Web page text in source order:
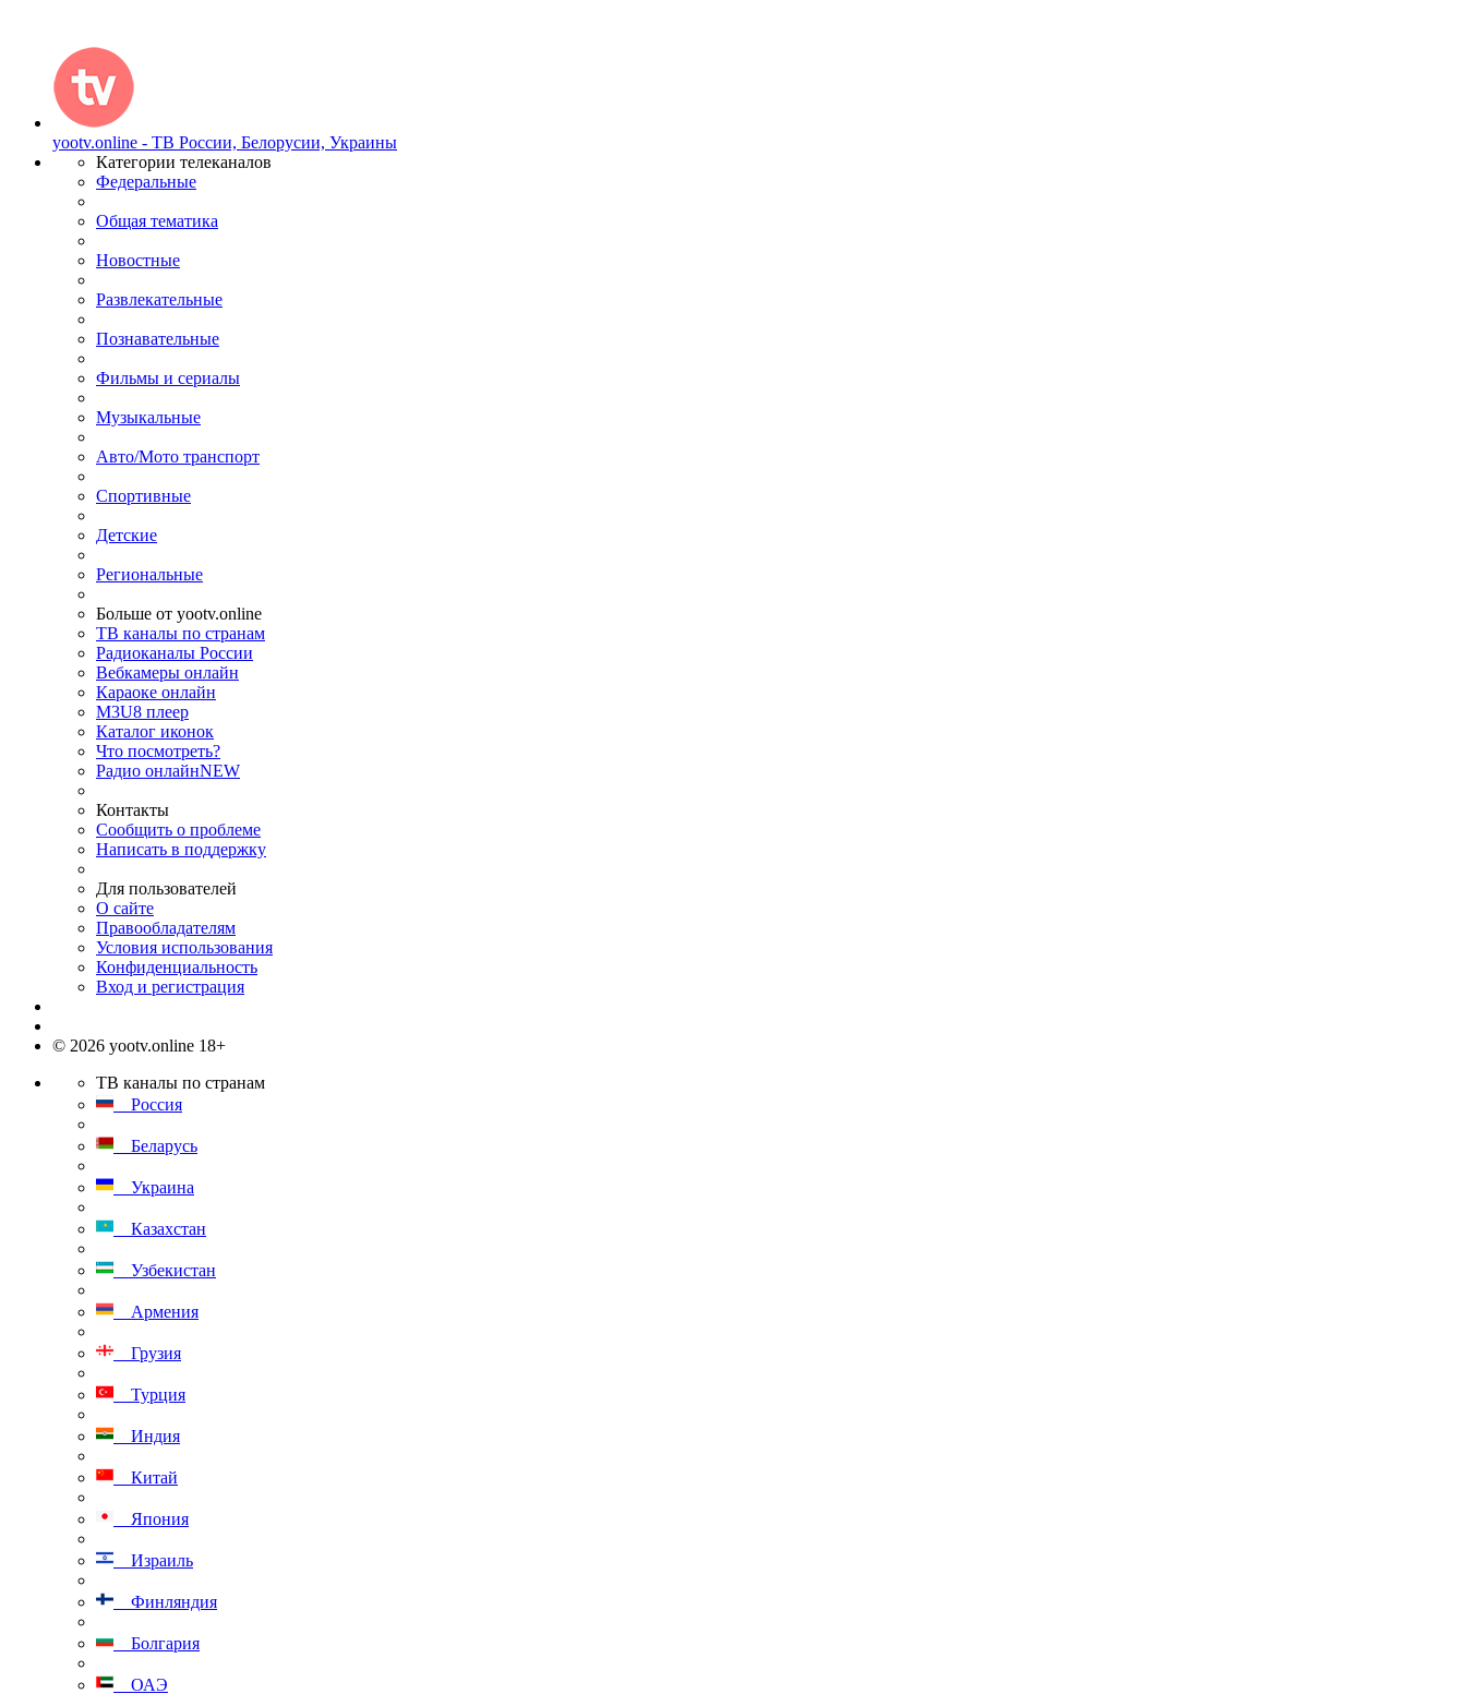
yootv.online - ТВ России, Белорусии, Украины
Категории телеканалов
Федеральные
Общая тематика
Новостные
Развлекательные
Познавательные
Фильмы и сериалы
Музыкальные
Авто/Мото транспорт
Спортивные
Детские
Региональные
Больше от yootv.online
ТВ каналы по странам
Радиоканалы России
Вебкамеры онлайн
Караоке онлайн
M3U8 плеер
Каталог иконок
Что посмотреть?
Радио онлайнNEW
Контакты
Сообщить о проблеме
Написать в поддержку
Для пользователей
О сайте
Правообладателям
Условия использования
Конфиденциальность
Вход и регистрация
© 2026 yootv.online 18+
ТВ каналы по странам
Россия
Беларусь
Украина
Казахстан
Узбекистан
Армения
Грузия
Турция
Индия
Китай
Япония
Израиль
Финляндия
Болгария
ОАЭ